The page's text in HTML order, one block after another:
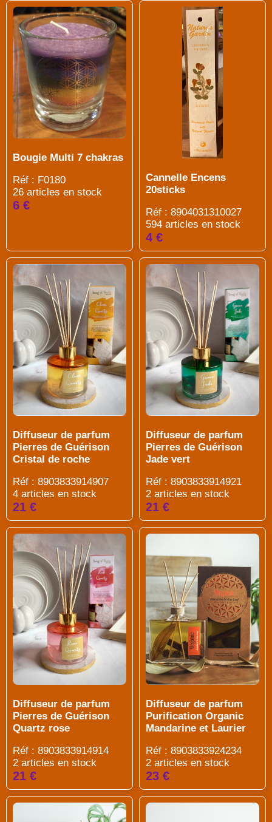
Bougie Multi 7 chakras
Réf : F0180
26 articles en stock
6 €
Cannelle Encens
20sticks
Réf : 8904031310027
594 articles en stock
4 €
Diffuseur de parfum
Pierres de Guérison
Cristal de roche
Réf : 8903833914907
4 articles en stock
21 €
Diffuseur de parfum
Pierres de Guérison
Jade vert
Réf : 8903833914921
2 articles en stock
21 €
Diffuseur de parfum
Pierres de Guérison
Quartz rose
Réf : 8903833914914
2 articles en stock
21 €
Diffuseur de parfum
Purification Organic
Mandarine et Laurier
Réf : 8903833924234
2 articles en stock
23 €